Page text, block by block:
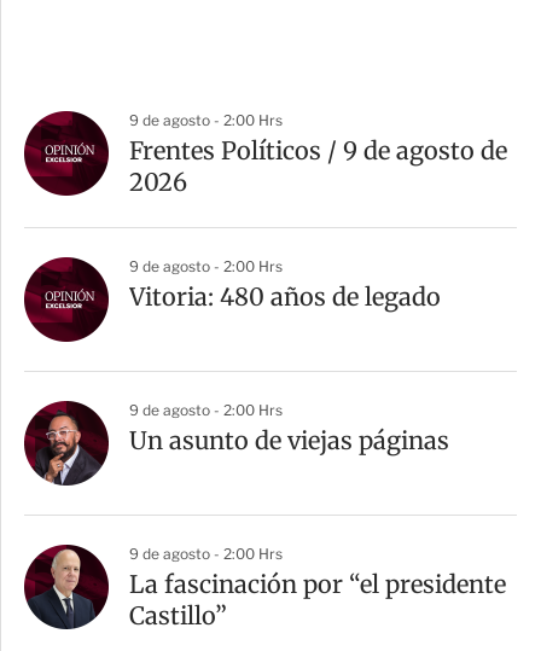
9 de agosto - 2:00 Hrs
Frentes Políticos / 9 de agosto de
2026
9 de agosto - 2:00 Hrs
Vitoria: 480 años de legado
9 de agosto - 2:00 Hrs
Un asunto de viejas páginas
9 de agosto - 2:00 Hrs
La fascinación por “el presidente
Castillo”